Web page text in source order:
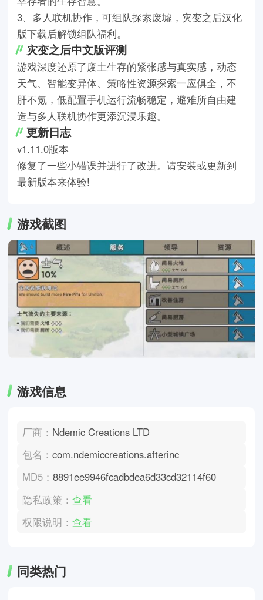
3、多人联机协作，可组队探索废墟，灾变之后汉化
版下载后解锁组队福利。
灾变之后中文版评测
游戏深度还原了废土生存的紧张感与真实感，动态
天气、智能变异体、策略性资源探索一应俱全，不
肝不氪，低配置手机运行流畅稳定，避难所自由建
造与多人联机协作更添沉浸乐趣。
更新日志
v1.11.0版本
修复了一些小错误并进行了改进。请安装或更新到
最新版本来体验!
游戏截图
游戏信息
厂商： Ndemic Creations LTD
包名：com.ndemiccreations.afterinc
MD5：8891ee9946fcadbdea6d33cd32114f60
隐私政策：查看
权限说明：查看
同类热门